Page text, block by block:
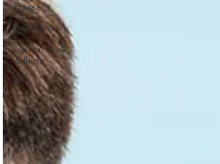
Presse
Dans le rétro
Option foot
collège
U18